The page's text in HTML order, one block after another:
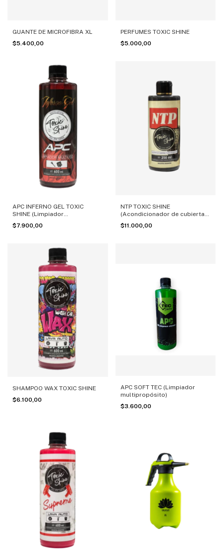
GUANTE DE MICROFIBRA XL
$5.400,00
PERFUMES TOXIC SHINE
$5.000,00
APC INFERNO GEL TOXIC
SHINE (Limpiador
multipropósito)
$7.900,00
NTP TOXIC SHINE
(Acondicionador de cubiertas
y plásticos exteriores)
$11.000,00
SHAMPOO WAX TOXIC SHINE
$6.100,00
APC SOFT TEC (Limpiador
multipropósito)
$3.600,00